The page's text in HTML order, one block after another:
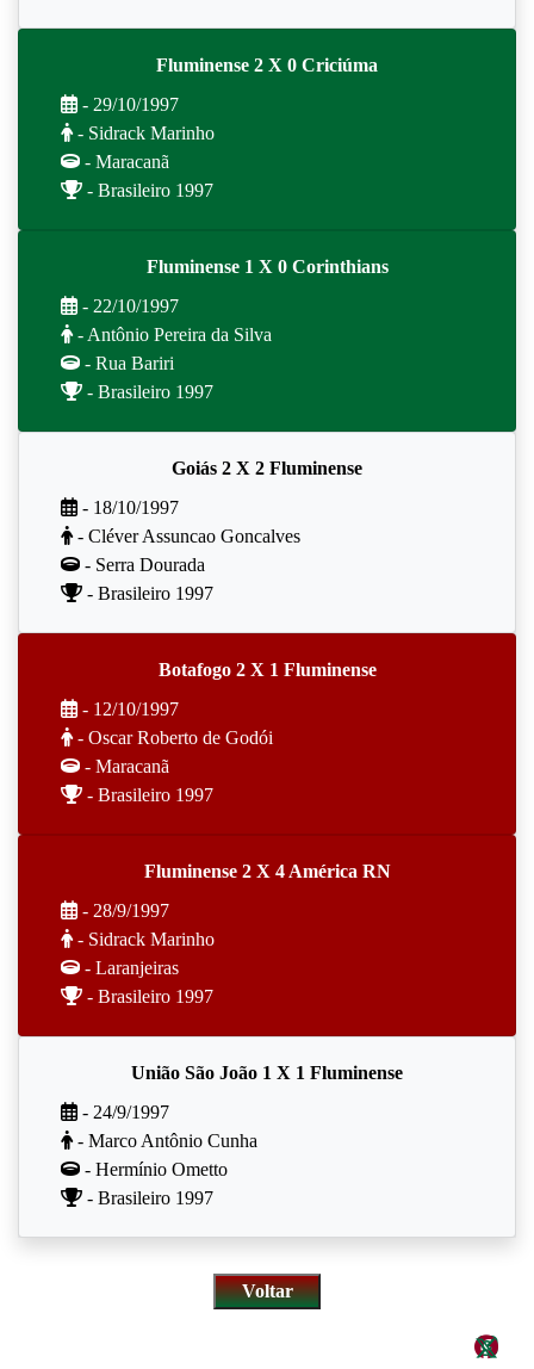
Fluminense 2 X 0 Criciúma
- 29/10/1997
- Sidrack Marinho
- Maracanã
- Brasileiro 1997
Fluminense 1 X 0 Corinthians
- 22/10/1997
- Antônio Pereira da Silva
- Rua Bariri
- Brasileiro 1997
Goiás 2 X 2 Fluminense
- 18/10/1997
- Cléver Assuncao Goncalves
- Serra Dourada
- Brasileiro 1997
Botafogo 2 X 1 Fluminense
- 12/10/1997
- Oscar Roberto de Godói
- Maracanã
- Brasileiro 1997
Fluminense 2 X 4 América RN
- 28/9/1997
- Sidrack Marinho
- Laranjeiras
- Brasileiro 1997
União São João 1 X 1 Fluminense
- 24/9/1997
- Marco Antônio Cunha
- Hermínio Ometto
- Brasileiro 1997